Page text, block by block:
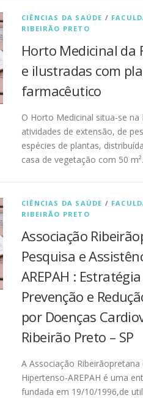
CIÊNCIAS DA SAÚDE /
RIBEIRÃO PRETO
Horto Medicinal da
e ilustradas com
farmacêutico
O Horto Medicinal situa-se na
atividades de extensão, de
espécies de plantas,
casa de vegetação com 50 m².
CIÊNCIAS DA SAÚDE /
RIBEIRÃO PRETO
Associação
Pesquisa e
AREPAH :
Prevenção e
por Doenças
Ribeirão Preto – SP
A Associação
Hipertenso-AREPAH é uma
fundada em 19/10/1996,de